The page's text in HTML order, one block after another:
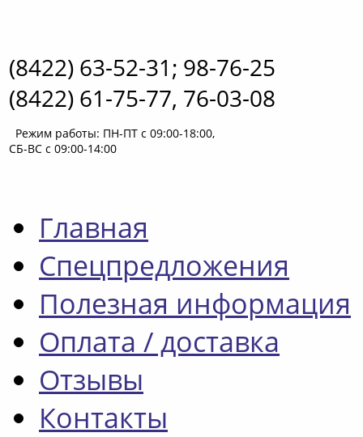
(8422) 63-52-31; 98-76-25
(8422) 61-75-77, 76-03-08
Режим работы: ПН-ПТ с 09:00-18:00,
СБ-ВС с 09:00-14:00
Главная
Спецпредложения
Полезная информация
Оплата / доставка
Отзывы
Контакты